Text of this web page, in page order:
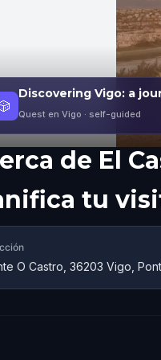
Discovering Vigo: a
Quest en Vigo · self-guided
de El
tu
O Castro, 36203 Vigo,